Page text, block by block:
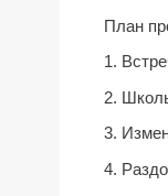
План
1.
2.
3.
4.